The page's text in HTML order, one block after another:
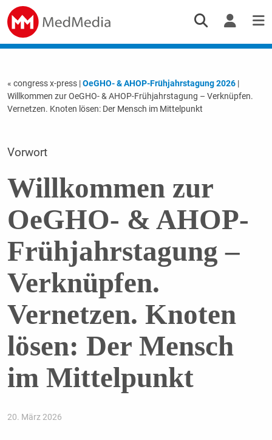
« congress x-press |OeGHO- & AHOP-Frühjahrstagung 2026|
Willkommen zur OeGHO- & AHOP-Frühjahrstagung – Verknüpfen.
Vernetzen. Knoten lösen: Der Mensch im Mittelpunkt
Vorwort
Willkommen zur
OeGHO- & AHOP-
Frühjahrstagung –
Verknüpfen.
Vernetzen. Knoten
lösen: Der Mensch
im Mittelpunkt
20. März 2026